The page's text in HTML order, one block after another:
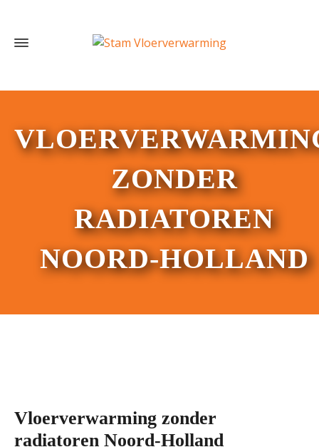
ZONDER
RADIATOREN
NOORD-HOLLAND
Vloerverwarming zonder
radiatoren Noord-Holland